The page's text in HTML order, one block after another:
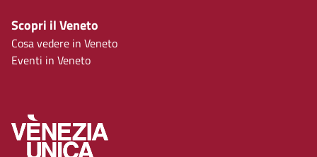
Scopri il Veneto
Cosa vedere in Veneto
Eventi in Veneto